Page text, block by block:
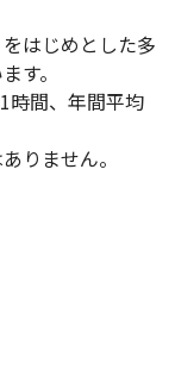
はじめとした多
す。
時間、年間平均
りません。